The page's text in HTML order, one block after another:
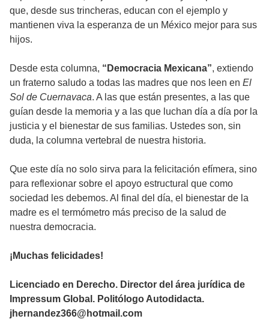
que, desde sus trincheras, educan con el ejemplo y
mantienen viva la esperanza de un México mejor para sus
hijos.
Desde esta columna, “Democracia Mexicana”, extiendo
un fraterno saludo a todas las madres que nos leen en El
Sol de Cuernavaca. A las que están presentes, a las que
guían desde la memoria y a las que luchan día a día por la
justicia y el bienestar de sus familias. Ustedes son, sin
duda, la columna vertebral de nuestra historia.
Que este día no solo sirva para la felicitación efímera, sino
para reflexionar sobre el apoyo estructural que como
sociedad les debemos. Al final del día, el bienestar de la
madre es el termómetro más preciso de la salud de
nuestra democracia.
¡Muchas felicidades!
Licenciado en Derecho. Director del área jurídica de
Impressum Global. Politólogo Autodidacta.
jhernandez366@hotmail.com